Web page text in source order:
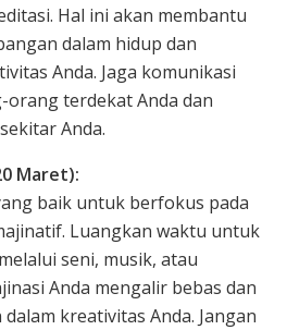
Hal ini akan membantu
dalam hidup dan
Anda. Jaga komunikasi
terdekat Anda dan
Anda.
Maret):
baik untuk berfokus pada
Luangkan waktu untuk
seni, musik, atau
Anda mengalir bebas dan
kreativitas Anda. Jangan